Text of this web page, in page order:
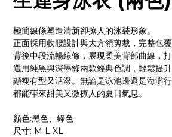
極簡線條塑造清新卻撩人的泳裝形象。
正面採用收腰設計與大方領剪裁，完整包覆
背後中段流暢線條，展現柔美背部曲線，打
選用純黑與深墨綠兩款經典色調，輕鬆提升
顯瘦有型又活潑。無論是泳池邊還是海灘行
都能帶來甜美又微撩人的夏日氣息。
顏色:黑色、綠色
尺寸: M L XL